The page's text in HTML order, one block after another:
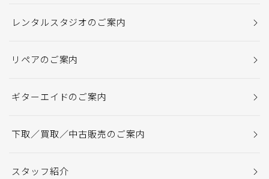
レンタルスタジオのご案内
リペアのご案内
ギターエイドのご案内
下取／買取／中古販売のご案内
スタッフ紹介